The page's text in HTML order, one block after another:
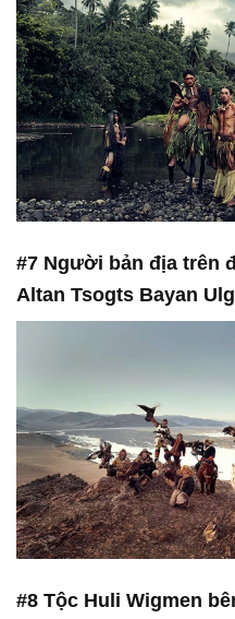
#7 Người bản địa trên
Altan Tsogts Bayan
#8 Tộc Huli Wigmen